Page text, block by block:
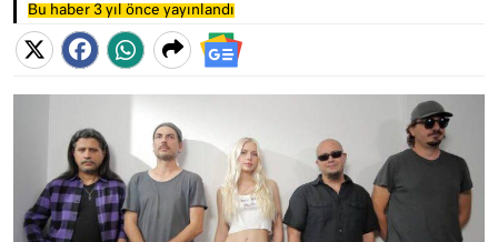
Bu haber 3 yıl önce yayınlandı